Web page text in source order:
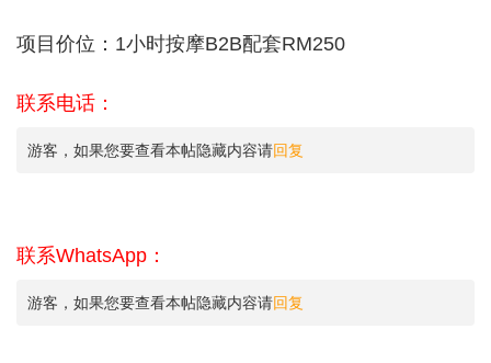
项目价位：1小时按摩B2B配套RM250
联系电话：
游客，如果您要查看本帖隐藏内容请回复
联系WhatsApp：
游客，如果您要查看本帖隐藏内容请回复